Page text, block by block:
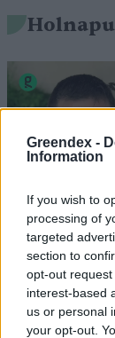
Greendex -
Information
If you wish to
processing of
targeted
section to
opt-out
interest-based
us or personal
your opt-out.
víz, csak
Greendex